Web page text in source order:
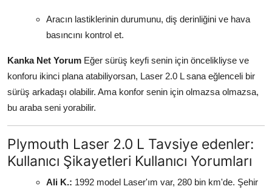
Aracın lastiklerinin durumunu, diş derinliğini ve hava
basıncını kontrol et.
Kanka Net Yorum Eğer sürüş keyfi senin için öncelikliyse ve
konforu ikinci plana atabiliyorsan, Laser 2.0 L sana eğlenceli bir
sürüş arkadaşı olabilir. Ama konfor senin için olmazsa olmazsa,
bu araba seni yorabilir.
Plymouth Laser 2.0 L Tavsiye edenler:
Kullanıcı Şikayetleri Kullanıcı Yorumları
Ali K.: 1992 model Laser'ım var, 280 bin km'de. Şehir